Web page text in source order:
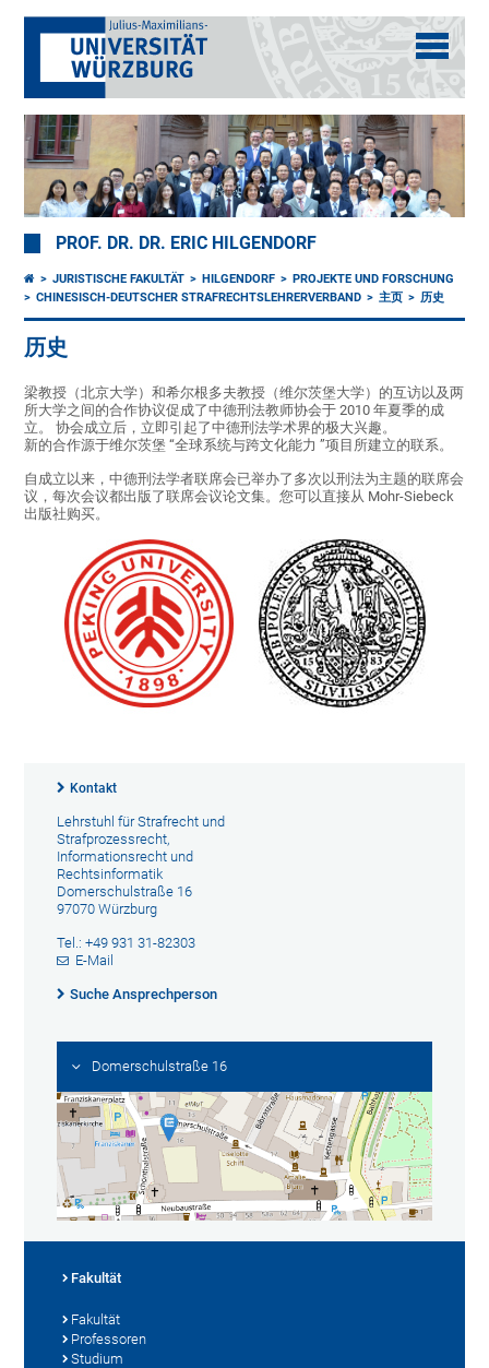
PROF. DR. DR. ERIC HILGENDORF
JURISTISCHE FAKULTÄT HILGENDORF
PROJEKTE UND FORSCHUNG
CHINESISCH-DEUTSCHER STRAFRECHTSLEHRERVERBAND
主页 历史
历史
梁教授（北京大学）和希尔根多夫教授（维尔茨堡大学）的互访以及两
所大学之间的合作协议促成了中德刑法教师协会于 2010 年夏季的成
立。 协会成立后，立即引起了中德刑法学术界的极大兴趣。
新的合作源于维尔茨堡 “全球系统与跨文化能力 ”项目所建立的联系。
自成立以来，中德刑法学者联席会已举办了多次以刑法为主题的联席会
议，每次会议都出版了联席会议论文集。您可以直接从 Mohr-Siebeck
出版社购买。
Kontakt
Lehrstuhl für Strafrecht und
Strafprozessrecht,
Informationsrecht und
Rechtsinformatik
Domerschulstraße 16
97070 Würzburg
Tel.: +49 931 31-82303
E-Mail
Suche Ansprechperson
Domerschulstraße 16
Fakultät
Fakultät
Professoren
Studium